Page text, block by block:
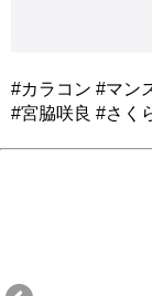
#カラコン #マン
#宮脇咲良 #さく